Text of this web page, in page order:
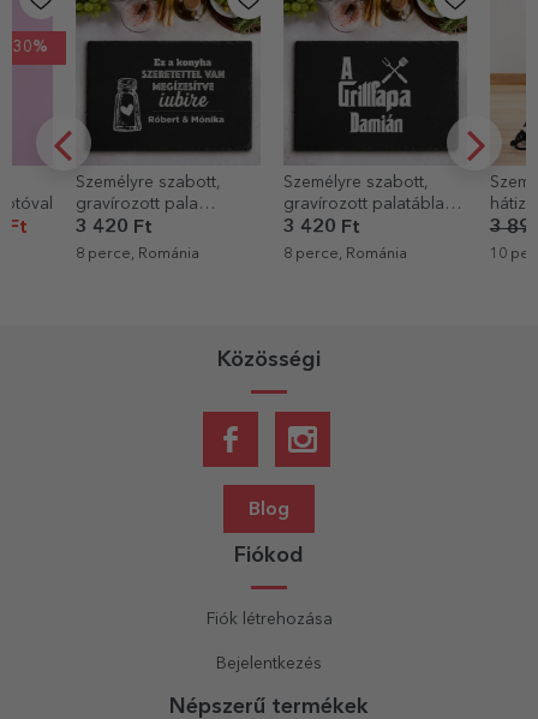
Személyre szabott,
gravírozott pala
táblácska szöveggel –
Szeretettel fűszerezve
3 420 Ft
8 perce, Románia
Személyre szabott,
gravírozott palatábla
szöveggel – The
Grillfather
3 420 Ft
8 perce, Románia
Személyre
hátizsák
Szivárvány
3 898 Ft3
10 perce,
Közösségi
Blog
Fiókod
Fiók létrehozása
Bejelentkezés
Népszerű termékek